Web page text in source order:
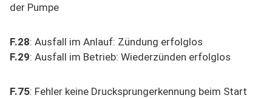
der Pumpe
F.28: Ausfall im Anlauf: Zündung erfolglos
F.29: Ausfall im Betrieb: Wiederzünden erfolglos
F.75: Fehler keine Drucksprungerkennung beim Start